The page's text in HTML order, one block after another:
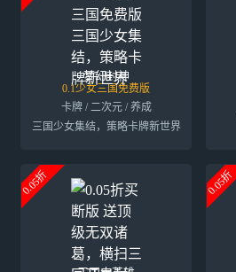
梦幻封神
0.1少女三国免费版
卡牌 / 二次元 / 养成
三国少女集结，策略卡牌新世界
0.05折 0.05折